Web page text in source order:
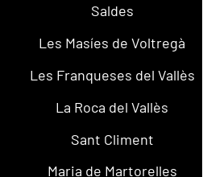
Saldes
Les Masíes de Voltregà
Les Franqueses del Vallès
La Roca del Vallès
Sant Climent
Maria de Martorelles